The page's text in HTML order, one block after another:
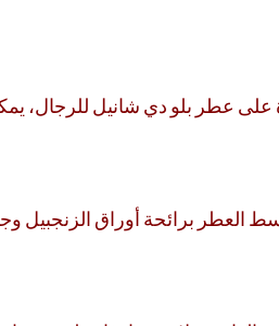
عطر بلو دي شانيل للرجال،
برائحة أوراق الزنجبيل